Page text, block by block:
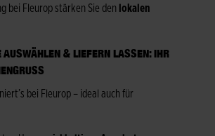
bei Fleurop stärken Sie den lokalen
AUSWÄHLEN & LIEFERN LASSEN: IHR
bei Fleurop – ideal auch für